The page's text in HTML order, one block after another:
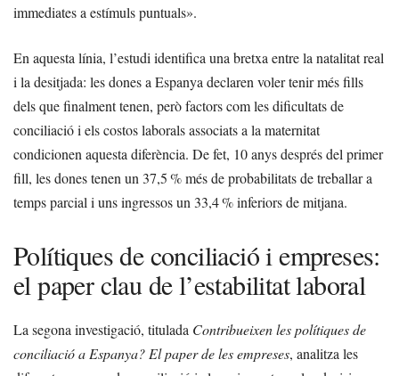
immediates a estímuls puntuals».
En aquesta línia, l’estudi identifica una bretxa entre la natalitat real
i la desitjada: les dones a Espanya declaren voler tenir més fills
dels que finalment tenen, però factors com les dificultats de
conciliació i els costos laborals associats a la maternitat
condicionen aquesta diferència. De fet, 10 anys després del primer
fill, les dones tenen un 37,5 % més de probabilitats de treballar a
temps parcial i uns ingressos un 33,4 % inferiors de mitjana.
Polítiques de conciliació i empreses:
el paper clau de l’estabilitat laboral
La segona investigació, titulada Contribueixen les polítiques de
conciliació a Espanya? El paper de les empreses, analitza les